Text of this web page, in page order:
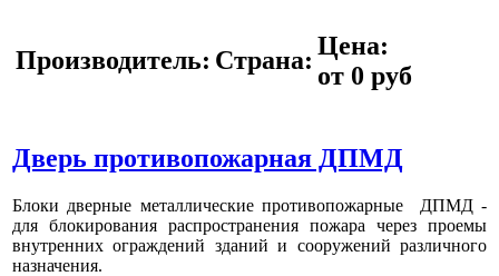
Производитель: Страна: Цена:
от 0 руб
Дверь противопожарная ДПМД
Блоки дверные металлические противопожарные ДПМД -
для блокирования распространения пожара через проемы
внутренних ограждений зданий и сооружений различного
назначения.